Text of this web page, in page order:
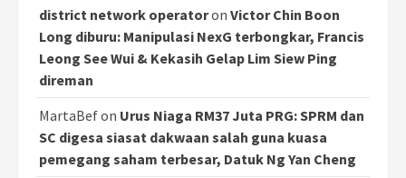
district network operatoron Victor Chin Boon
Long diburu: Manipulasi NexG terbongkar, Francis
Leong See Wui & Kekasih Gelap Lim Siew Ping
direman
MartaBefon Urus Niaga RM37 Juta PRG: SPRM dan
SC digesa siasat dakwaan salah guna kuasa
pemegang saham terbesar, Datuk Ng Yan Cheng